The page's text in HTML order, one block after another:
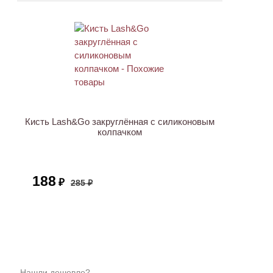
Кисть Lash&Go закруглённая с силиконовым
колпачком
188 ₽ 285 ₽